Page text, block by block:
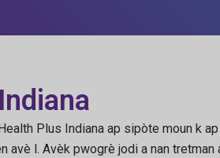
Plus Indiana ap sipòte moun k
avè l. Avèk pwogrè jodi a nan tretman